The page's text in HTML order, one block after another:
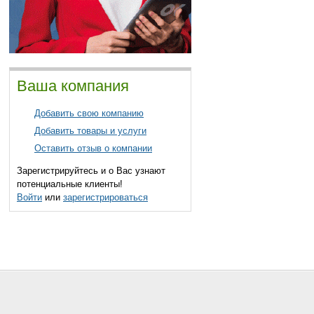
Ваша компания
Добавить свою компанию
Добавить товары и услуги
Оставить отзыв о компании
Зарегистрируйтесь и о Вас узнают
потенциальные клиенты!
Войти или зарегистрироваться